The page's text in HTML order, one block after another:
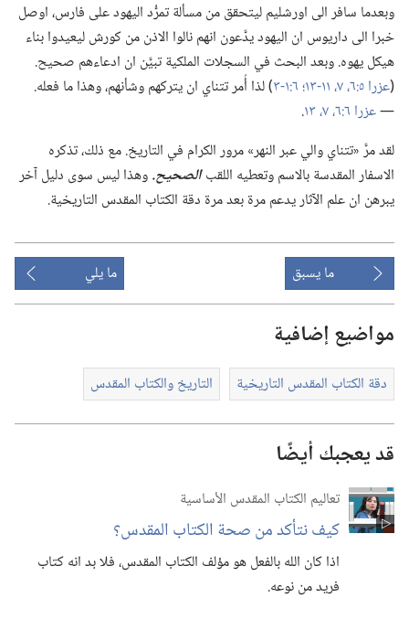
وبعدما سافر الى اورشليم ليتحقق من مسألة تمرُّد اليهود على فارس،‏ اوصل
خبرا الى داريوس ان اليهود يدَّعون انهم نالوا الاذن من كورش ليعيدوا بناء
هيكل يهوه.‏ وبعد البحث في السجلات الملكية تبيَّن ان ادعاءهم صحيح.‏
(‏عزرا ٥:‏٦،‏ ٧،‏
‏)‏ لذا أُمر تتناي ان يتركهم وشأنهم،‏ وهذا ما فعله.‏
—‏عزرا ٦:‏٦،‏ ٧،‏
‏.‏
لقد مرَّ «تتناي والي عبر النهر» مرور الكرام في التاريخ.‏ مع ذلك،‏ تذكره
الاسفار المقدسة بالاسم وتعطيه اللقبالصحيح.‏وهذا ليس سوى دليل آخر
يبرهن ان علم الآثار يدعم مرة بعد مرة دقة الكتاب المقدس التاريخية.‏
ما يسبق ما يلي
مواضيع إضافية
دقة الكتاب المقدس التاريخية التاريخ والكتاب المقدس
قد يعجبك أيضًا
تعاليم الكتاب المقدس الأساسية
كيف نتأكد من صحة الكتاب المقدس؟‏
اذا كان الله بالفعل هو مؤلف الكتاب المقدس،‏ فلا بد انه كتاب
فريد من نوعه.‏